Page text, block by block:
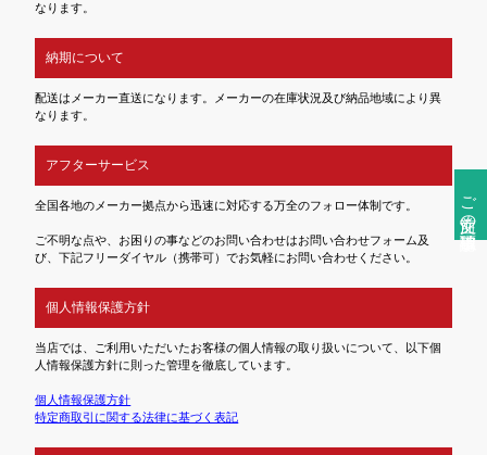
ご注文前の確認事項
なります。
納期について
配送はメーカー直送になります。メーカーの在庫状況及び納品地域により異
なります。
アフターサービス
全国各地のメーカー拠点から迅速に対応する万全のフォロー体制です。
ご不明な点や、お困りの事などのお問い合わせはお問い合わせフォーム及
び、下記フリーダイヤル（携帯可）でお気軽にお問い合わせください。
個人情報保護方針
当店では、ご利用いただいたお客様の個人情報の取り扱いについて、以下個
人情報保護方針に則った管理を徹底しています。
個人情報保護方針
特定商取引に関する法律に基づく表記